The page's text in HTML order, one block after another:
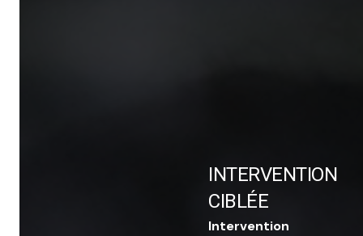
INTERVENTION
CIBLÉE
Intervention